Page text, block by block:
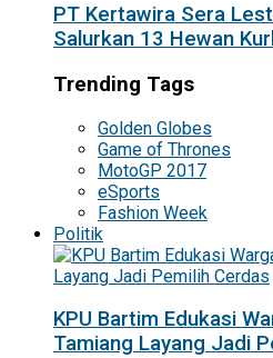
PT Kertawira Sera
Salurkan 13 Hewan
Trending Tags
Golden Globes
Game of Thrones
MotoGP 2017
eSports
Fashion Week
Politik
KPU Bartim Edukasi
Tamiang Layang Jadi